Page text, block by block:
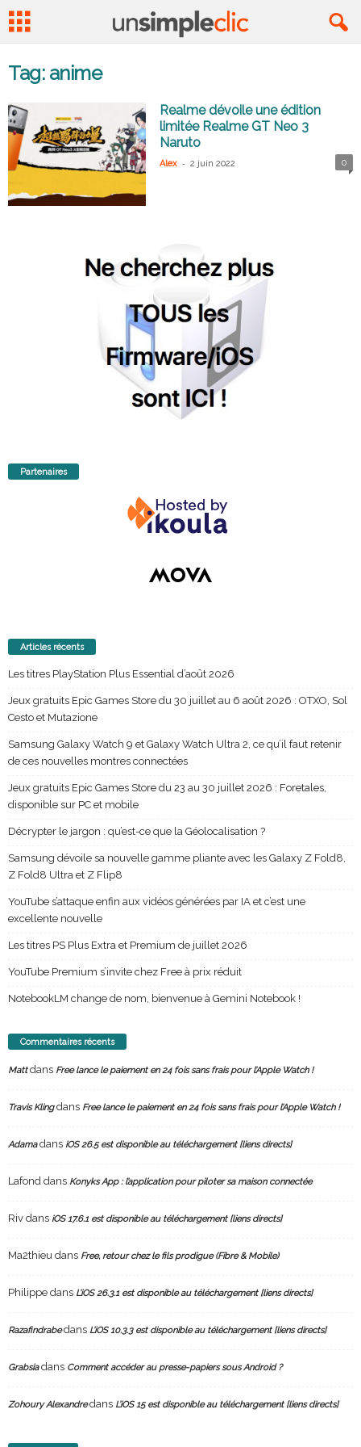
Tag: anime
Realme dévoile une édition
limitée Realme GT Neo 3
Naruto
Alex - 2 juin 2022 0
Partenaires
Articles récents
Les titres PlayStation Plus Essential d’août 2026
Jeux gratuits Epic Games Store du 30 juillet au 6 août 2026 : OTXO, Sol
Cesto et Mutazione
Samsung Galaxy Watch 9 et Galaxy Watch Ultra 2, ce qu’il faut retenir
de ces nouvelles montres connectées
Jeux gratuits Epic Games Store du 23 au 30 juillet 2026 : Foretales,
disponible sur PC et mobile
Décrypter le jargon : qu’est-ce que la Géolocalisation ?
Samsung dévoile sa nouvelle gamme pliante avec les Galaxy Z Fold8,
Z Fold8 Ultra et Z Flip8
YouTube s’attaque enfin aux vidéos générées par IA et c’est une
excellente nouvelle
Les titres PS Plus Extra et Premium de juillet 2026
YouTube Premium s’invite chez Free à prix réduit
NotebookLM change de nom, bienvenue à Gemini Notebook !
Commentaires récents
Mattdans Free lance le paiement en 24 fois sans frais pour l’Apple Watch !
Travis Klingdans Free lance le paiement en 24 fois sans frais pour l’Apple Watch !
Adamadans iOS 26.5 est disponible au téléchargement [liens directs]
Lafond dans Konyks App : l’application pour piloter sa maison connectée
Riv dans iOS 17.6.1 est disponible au téléchargement [liens directs]
Ma2thieu dans Free, retour chez le fils prodigue (Fibre & Mobile)
Philippe dans L’iOS 26.3.1 est disponible au téléchargement [liens directs]
Razafindrabedans L’iOS 10.3.3 est disponible au téléchargement [liens directs]
Grabsiadans Comment accéder au presse-papiers sous Android ?
Zohoury Alexandredans L’iOS 15 est disponible au téléchargement [liens directs]